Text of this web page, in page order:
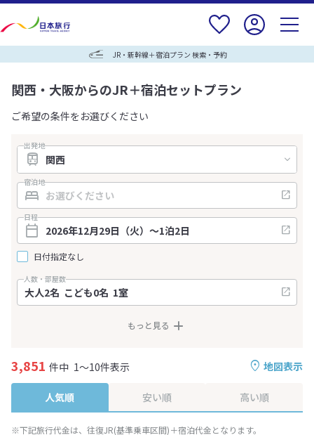
JR・新幹線＋宿泊プラン 検索・予約
関西・大阪からのJR＋宿泊セットプラン
ご希望の条件をお選びください
出発地
宿泊地
日程
日付指定なし
人数・部屋数
もっと見る
地図表示
3,851 件中 1～10件表示
人気順 安い順 高い順
※下記旅行代金は、往復JR(基準乗車区間)＋宿泊代金となります。